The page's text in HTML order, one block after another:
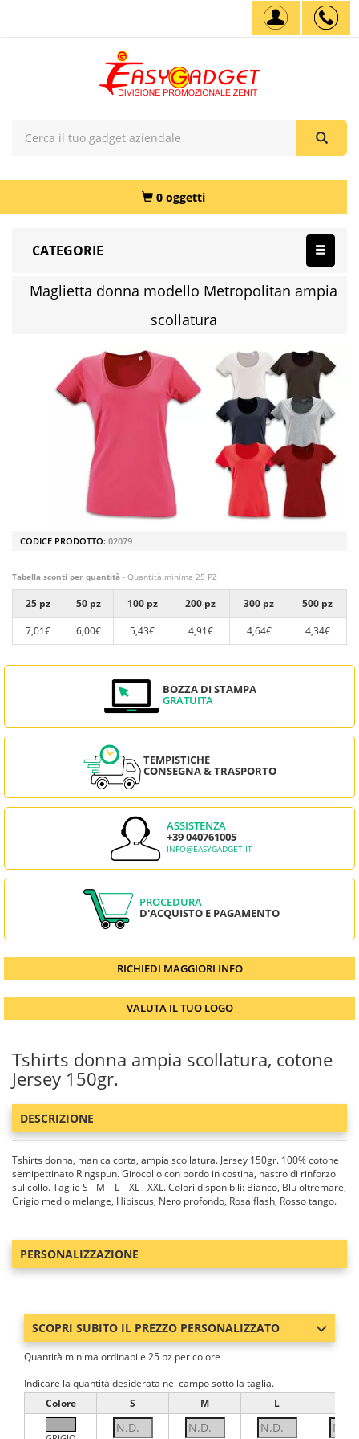
0 oggetti
CATEGORIE
Maglietta donna modello Metropolitan ampia
scollatura
CODICE PRODOTTO: 02079
Tabella sconti per quantità - Quantità minima 25 PZ
25 pz 50 pz 100 pz 200 pz 300 pz
500 pz
7,01€
6,00€ 5,43€ 4,91€ 4,64€ 4,34€
BOZZA DI STAMPA
GRATUITA
TEMPISTICHE
CONSEGNA & TRASPORTO
ASSISTENZA
+39 040761005
INFO@EASYGADGET.IT
PROCEDURA
D'ACQUISTO E PAGAMENTO
RICHIEDI MAGGIORI INFO
VALUTA IL TUO LOGO
Tshirts donna ampia scollatura, cotone
Jersey 150gr.
DESCRIZIONE
Tshirts donna, manica corta, ampia scollatura. Jersey 150gr. 100% cotone
semipettinato Ringspun. Girocollo con bordo in costina, nastro di rinforzo
sul collo. Taglie S - M – L – XL - XXL. Colori disponibili: Bianco, Blu oltremare,
Grigio medio melange, Hibiscus, Nero profondo, Rosa flash, Rosso tango.
PERSONALIZZAZIONE
SCOPRI SUBITO IL PREZZO PERSONALIZZATO
Quantità minima ordinabile 25 pz per colore
Indicare la quantità desiderata nel campo sotto la taglia.
Colore
S M L